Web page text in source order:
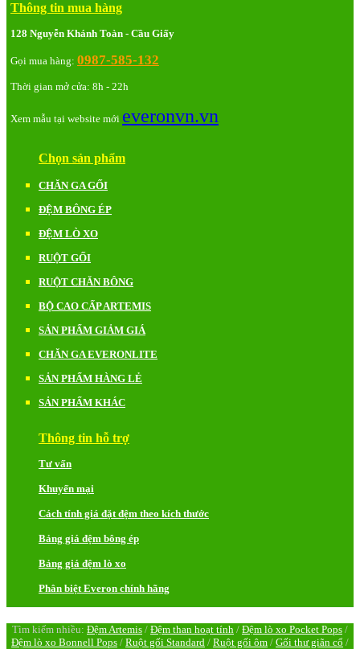
Thông tin mua hàng
128 Nguyễn Khánh Toàn - Cầu Giấy
Gọi mua hàng: 0987-585-132
Thời gian mở cửa: 8h - 22h
Xem mẫu tại website mới everonvn.vn
Chọn sản phẩm
CHĂN GA GỐI
ĐỆM BÔNG ÉP
ĐỆM LÒ XO
RUỘT GỐI
RUỘT CHĂN BÔNG
BỘ CAO CẤP ARTEMIS
SẢN PHẨM GIẢM GIÁ
CHĂN GA EVERONLITE
SẢN PHẨM HÀNG LẺ
SẢN PHẨM KHÁC
Thông tin hỗ trợ
Tư vấn
Khuyến mại
Cách tính giá đặt đệm theo kích thước
Bảng giá đệm bông ép
Bảng giá đệm lò xo
Phân biệt Everon chính hãng
Tìm kiếm nhiều: Đệm Artemis / Đệm than hoạt tính / Đệm lò xo Pocket Pops /
Đệm lò xo Bonnell Pops / Ruột gối Standard / Ruột gối ôm / Gối thư giãn cổ /